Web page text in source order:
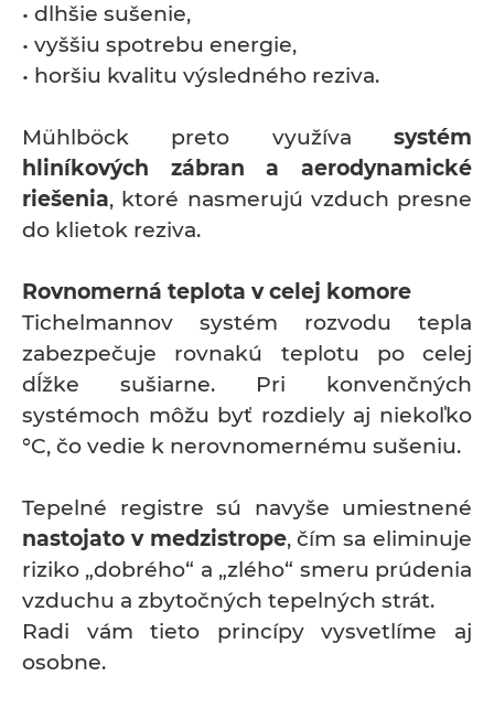
• dlhšie sušenie,
• vyššiu spotrebu energie,
• horšiu kvalitu výsledného reziva.
Mühlböck preto využíva systém
hliníkových zábran a aerodynamické
riešenia, ktoré nasmerujú vzduch presne
do klietok reziva.
Rovnomerná teplota v celej komore
Tichelmannov systém rozvodu tepla
zabezpečuje rovnakú teplotu po celej
dĺžke sušiarne. Pri konvenčných
systémoch môžu byť rozdiely aj niekoľko
°C, čo vedie k nerovnomernému sušeniu.
Tepelné registre sú navyše umiestnené
nastojato v medzistrope, čím sa eliminuje
riziko „dobrého“ a „zlého“ smeru prúdenia
vzduchu a zbytočných tepelných strát.
Radi vám tieto princípy vysvetlíme aj
osobne.